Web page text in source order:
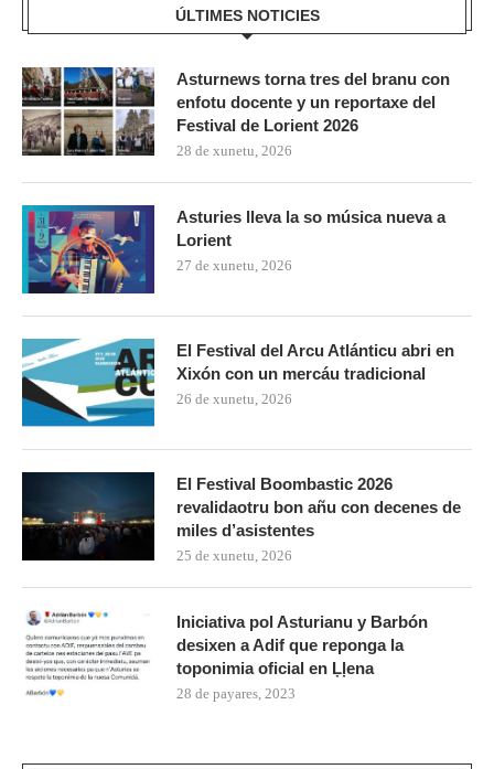
ÚLTIMES NOTICIES
Asturnews torna tres del branu con
enfotu docente y un reportaxe del
Festival de Lorient 2026
28 de xunetu, 2026
Asturies lleva la so música nueva a
Lorient
27 de xunetu, 2026
El Festival del Arcu Atlánticu abri en
Xixón con un mercáu tradicional
26 de xunetu, 2026
El Festival Boombastic 2026
revalidaotru bon añu con decenes de
miles d’asistentes
25 de xunetu, 2026
Iniciativa pol Asturianu y Barbón
desixen a Adif que reponga la
toponimia oficial en Ḷḷena
28 de payares, 2023